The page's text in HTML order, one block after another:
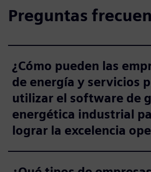
Preguntas
¿Cómo pueden las
de energía y servicios
utilizar el software de
energética industrial
lograr la excelencia